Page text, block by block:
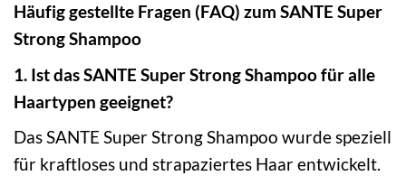
Häufig gestellte Fragen (FAQ) zum SANTE Super
Strong Shampoo
1. Ist das SANTE Super Strong Shampoo für alle
Haartypen geeignet?
Das SANTE Super Strong Shampoo wurde speziell
für kraftloses und strapaziertes Haar entwickelt.